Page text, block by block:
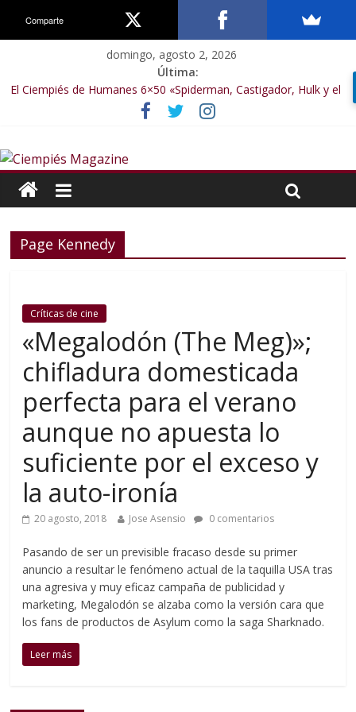
domingo, agosto 2, 2026
Última:
El Ciempiés de Humanes 6×50 «Spiderman, Castigador, Hulk y el
final de la sexta temporada»
El Ciempiés de Humanes 6×49 «Kiritaaaaa»
El Ciempiés de Humanes 6×47 «De nada por nada»
El Ciempiés de Humanes 6×46 «Ciudadano Minion»
Page Kennedy
Críticas de cine
«Megalodón (The Meg)»;
chifladura domesticada
perfecta para el verano
aunque no apuesta lo
suficiente por el exceso y
la auto-ironía
20 agosto, 2018 Jose Asensio 0 comentarios
Pasando de ser un previsible fracaso desde su primer
anuncio a resultar le fenómeno actual de la taquilla USA tras
una agresiva y muy eficaz campaña de publicidad y
marketing, Megalodón se alzaba como la versión cara que
los fans de productos de Asylum como la saga Sharknado.
Leer más
Comparte